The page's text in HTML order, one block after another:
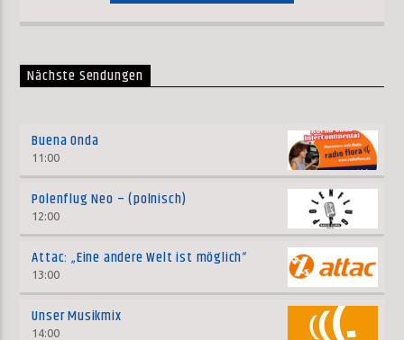
Nächste Sendungen
Buena Onda
11:00
Polenflug Neo – (polnisch)
12:00
Attac: „Eine andere Welt ist möglich“
13:00
Unser Musikmix
14:00